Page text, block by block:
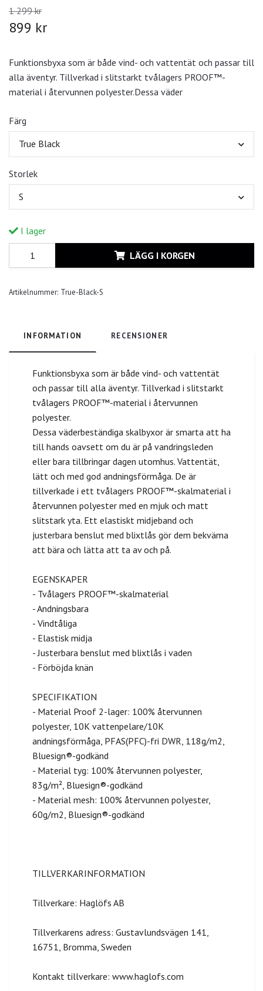
1 299 kr
899 kr
Funktionsbyxa som är både vind- och vattentät och passar till
alla äventyr. Tillverkad i slitstarkt tvålagers PROOF™-
material i återvunnen polyester.Dessa väder
Färg
True Black
Storlek
S
I lager
LÄGG I KORGEN
Artikelnummer: True-Black-S
INFORMATION RECENSIONER
Funktionsbyxa som är både vind- och vattentät
och passar till alla äventyr. Tillverkad i slitstarkt
tvålagers PROOF™-material i återvunnen
polyester.
Dessa väderbeständiga skalbyxor är smarta att ha
till hands oavsett om du är på vandringsleden
eller bara tillbringar dagen utomhus. Vattentät,
lätt och med god andningsförmåga. De är
tillverkade i ett tvålagers PROOF™-skalmaterial i
återvunnen polyester med en mjuk och matt
slitstark yta. Ett elastiskt midjeband och
justerbara benslut med blixtlås gör dem bekväma
att bära och lätta att ta av och på.
EGENSKAPER
- Tvålagers PROOF™-skalmaterial
- Andningsbara
- Vindtåliga
- Elastisk midja
- Justerbara benslut med blixtlås i vaden
- Förböjda knän
SPECIFIKATION
- Material Proof 2-lager: 100% återvunnen
polyester, 10K vattenpelare/10K
andningsförmåga, PFAS(PFC)-fri DWR, 118g/m2,
Bluesign®-godkänd
- Material tyg: 100% återvunnen polyester,
83g/m², Bluesign®-godkänd
- Material mesh: 100% återvunnen polyester,
60g/m2, Bluesign®-godkänd
TILLVERKARINFORMATION
Tillverkare: Haglöfs AB
Tillverkarens adress: Gustavlundsvägen 141,
16751, Bromma, Sweden
Kontakt tillverkare: www.haglofs.com